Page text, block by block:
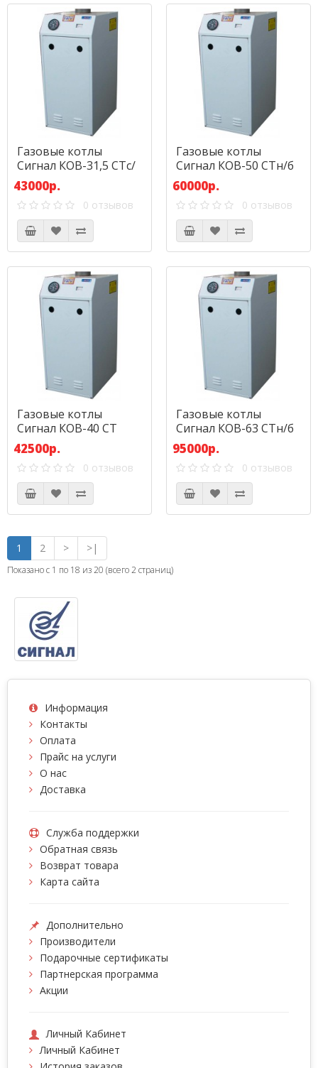
Газовые котлы
Сигнал КОВ-31,5 СТс/
пс
43000р.
0 отзывов
Газовые котлы
Сигнал КОВ-50 СТн/б
60000р.
0 отзывов
Газовые котлы
Сигнал КОВ-40 СТ
42500р.
0 отзывов
Газовые котлы
Сигнал КОВ-63 СТн/б
95000р.
0 отзывов
1 2 > >|
Показано с 1 по 18 из 20 (всего 2 страниц)
Информация
Контакты
Оплата
Прайс на услуги
О нас
Доставка
Служба поддержки
Обратная связь
Возврат товара
Карта сайта
Дополнительно
Производители
Подарочные сертификаты
Партнерская программа
Акции
Личный Кабинет
Личный Кабинет